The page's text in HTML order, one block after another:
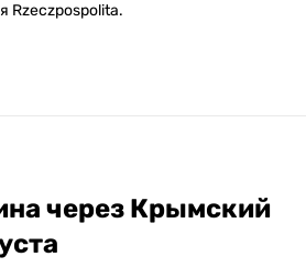
Rzeczpospolita.
через Крымский